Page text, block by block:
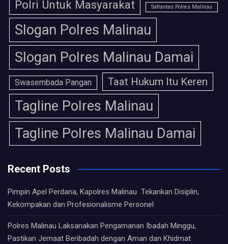
Polri Untuk Masyarakat Satlantas Polres Malinau
Slogan Polres Malinau
Slogan Polres Malinau Damai
Swasembada Pangan Taat Hukum Itu Keren
Tagline Polres Malinau
Tagline Polres Malinau Damai
Recent Posts
Pimpin Apel Perdana, Kapolres Malinau Tekankan Disiplin,
Kekompakan dan Profesionalisme Personel
Polres Malinau Laksanakan Pengamanan Ibadah Minggu,
Pastikan Jemaat Beribadah dengan Aman dan Khidmat